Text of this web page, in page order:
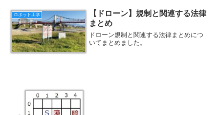
ロボット工学
【ドローン】規制と関連する法律
まとめ
ドローン規制と関連する法律まとめにつ
いてまとめました。